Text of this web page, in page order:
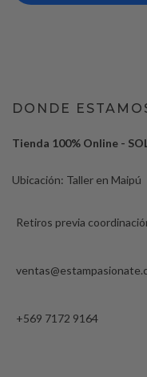
DONDE
Tienda 100% Online -
Ubicación: Taller en Maipú
Retiros previa
+569 7172 9164